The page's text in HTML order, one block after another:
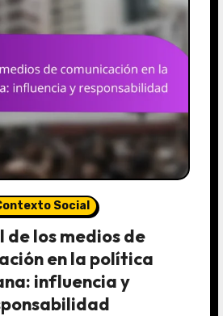
Social
de los medios de
en la política
influencia y